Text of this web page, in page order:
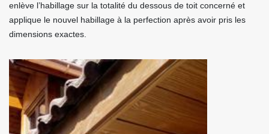
enlève l’habillage sur la totalité du dessous de toit concerné et
applique le nouvel habillage à la perfection après avoir pris les
dimensions exactes.